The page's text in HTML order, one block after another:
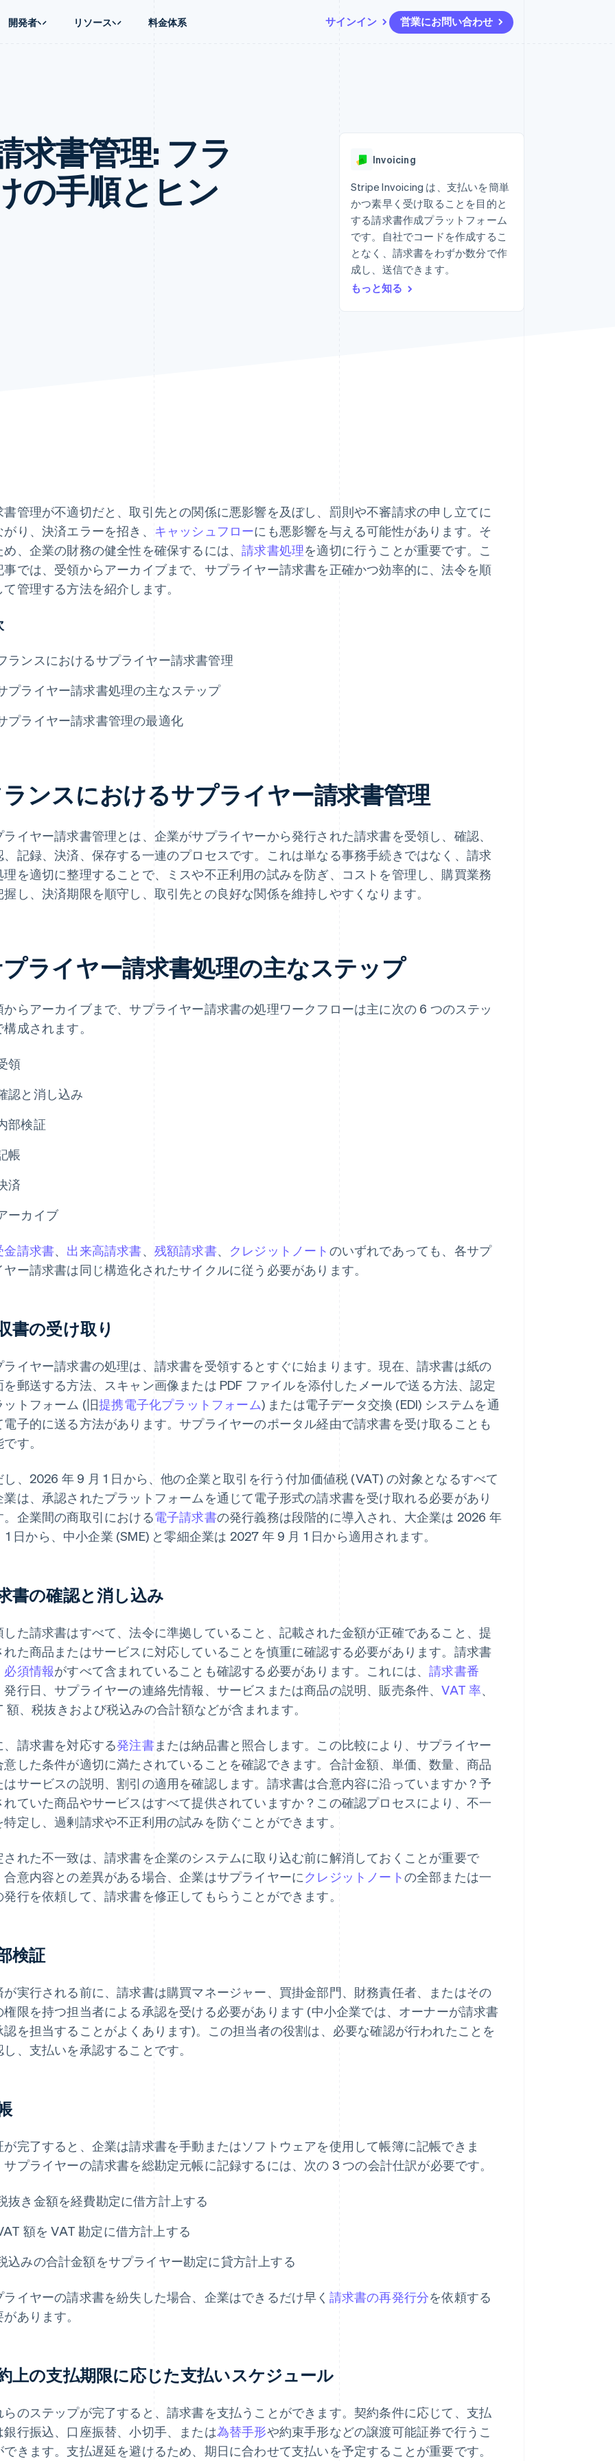
開発者 リソース 料金体系 サインイン 営業にお問い合わせ
管理
プラットフォーム決済の構築
Radar
スタートアップの企業設立
Climate
カーボンリムーバル
Identity
オンライン本人確認
関連
ビジネス
済
プレイス
ォーム
保険
メディアおよびエンターテインメント
非営利団体
プロフェッショナルサービス
サブスクリプションを管理
従量課金請求を提供
ステーブルコイン担保型のカードを発行
エージェントによるサービスのプロビジョニングと管理
API ステータス
Stripe Press
求書管理: フラ
の手順とヒン
Invoicing
Stripe Invoicing は、支払いを簡単
かつ素早く受け取ることを目的と
する請求書作成プラットフォーム
です。自社でコードを作成するこ
となく、請求書をわずか数分で作
成し、送信できます。
もっと知る
書管理が不適切だと、取引先との関係に悪影響を及ぼし、罰則や不審請求の申し立てに
がり、決済エラーを招き、 キャッシュフローにも悪影響を与える可能性があります。そ
め、企業の財務の健全性を確保するには、請求書処理を適切に行うことが重要です。こ
事では、受領からアーカイブまで、サプライヤー請求書を正確かつ効率的に、法令を順
て管理する方法を紹介します。
ランスにおけるサプライヤー請求書管理
プライヤー請求書処理の主なステップ
プライヤー請求書管理の最適化
ンスにおけるサプライヤー請求書管理
ライヤー請求書管理とは、企業がサプライヤーから発行された請求書を受領し、確認、
、記録、決済、保存する一連のプロセスです。これは単なる事務手続きではなく、請求
理を適切に整理することで、ミスや不正利用の試みを防ぎ、コストを管理し、購買業務
握し、決済期限を順守し、取引先との良好な関係を維持しやすくなります。
ライヤー請求書処理の主なステップ
からアーカイブまで、サプライヤー請求書の処理ワークフローは主に次の 6 つのステッ
成されます。
領
認と消し込み
部検証
帳
済
ーカイブ
金請求書、 出来高請求書、 残額請求書、 クレジットノート のいずれであっても、各サプ
ヤー請求書は同じ構造化されたサイクルに従う必要があります。
書の受け取り
ライヤー請求書の処理は、請求書を受領するとすぐに始まります。現在、請求書は紙の
を郵送する方法、スキャン画像または PDF ファイルを添付したメールで送る方法、認定
ットフォーム (旧提携電子化プラットフォーム) または電子データ交換 (EDI) システムを通
電子的に送る方法があります。サプライヤーのポータル経由で請求書を受け取ることも
す。
し、2026 年 9 月 1 日から、他の企業と取引を行う付加価値税 (VAT) の対象となるすべて
業は、承認されたプラットフォームを通じて電子形式の請求書を受け取れる必要があり
。企業間の商取引における電子請求書の発行義務は段階的に導入され、大企業は 2026 年
1 日から、中小企業 (SME) と零細企業は 2027 年 9 月 1 日から適用されます。
書の確認と消し込み
した請求書はすべて、法令に準拠していること、記載された金額が正確であること、提
れた商品またはサービスに対応していることを慎重に確認する必要があります。請求書
必須情報がすべて含まれていることも確認する必要があります。これには、請求書番
発行日、サプライヤーの連絡先情報、サービスまたは商品の説明、販売条件、VAT 率、
額、税抜きおよび税込みの合計額などが含まれます。
、請求書を対応する発注書または納品書と照合します。この比較により、サプライヤー
意した条件が適切に満たされていることを確認できます。合計金額、単価、数量、商品
はサービスの説明、割引の適用を確認します。請求書は合意内容に沿っていますか？予
れていた商品やサービスはすべて提供されていますか？この確認プロセスにより、不一
特定し、過剰請求や不正利用の試みを防ぐことができます。
された不一致は、請求書を企業のシステムに取り込む前に解消しておくことが重要で
合意内容との差異がある場合、企業はサプライヤーにクレジットノートの全部または一
発行を依頼して、請求書を修正してもらうことができます。
検証
が実行される前に、請求書は購買マネージャー、買掛金部門、財務責任者、またはその
権限を持つ担当者による承認を受ける必要があります (中小企業では、オーナーが請求書
認を担当することがよくあります)。この担当者の役割は、必要な確認が行われたことを
し、支払いを承認することです。
が完了すると、企業は請求書を手動またはソフトウェアを使用して帳簿に記帳できま
サプライヤーの請求書を総勘定元帳に記録するには、次の 3 つの会計仕訳が必要です。
抜き金額を経費勘定に借方計上する
額を VAT 勘定に借方計上する
込みの合計金額をサプライヤー勘定に貸方計上する
ライヤーの請求書を紛失した場合、企業はできるだけ早く 請求書の再発行分を依頼する
あります。
上の支払期限に応じた支払いスケジュール
らのステップが完了すると、請求書を支払うことができます。契約条件に応じて、支払
銀行振込、口座振替、小切手、または為替手形や約束手形などの譲渡可能証券で行うこ
できます。支払遅延を避けるため、期日に合わせて支払いを予定することが重要です。